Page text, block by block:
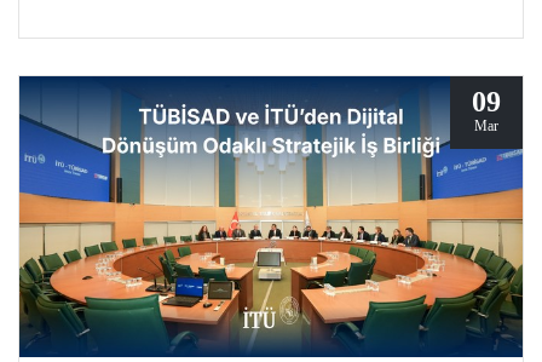
09
Mar